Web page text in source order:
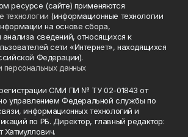
ресурсе (сайте) применяются
технологии (информационные технологии
на основе сбора,
сведений, относящихся к
сети «Интернет», находящихся
Федерации).
персональных данных
СМИ ПИ № ТУ 02-01843 от
управлением Федеральной службы по
информационных технологий и
по РБ. Директор, главный редактор:
Хатмуллович.